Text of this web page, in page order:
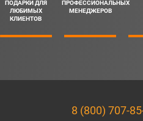
ПОДАРКИ ДЛЯ
ЛЮБИМЫХ
КЛИЕНТОВ
ПРОФЕССИОНАЛЬНЫХ
МЕНЕДЖЕРОВ
8 (800) 707-